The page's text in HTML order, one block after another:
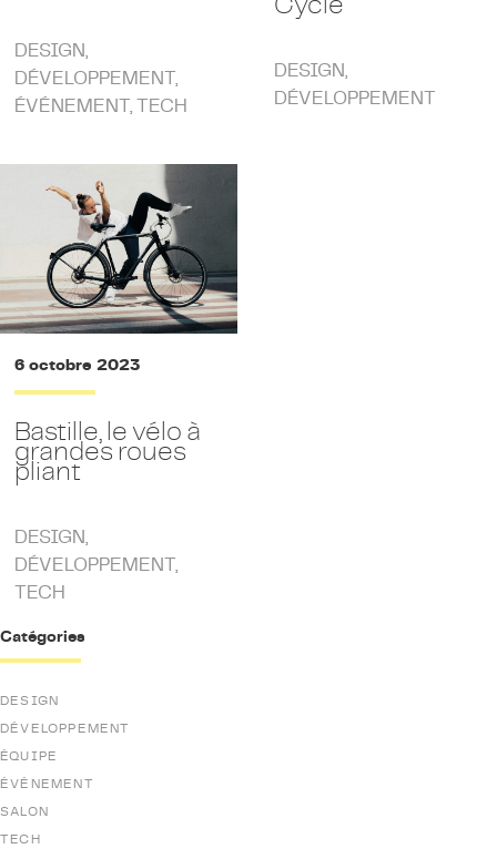
DESIGN,
DÉVELOPPEMENT,
ÉVÉNEMENT,TECH
DESIGN,
DÉVELOPPEMENT
6 octobre 2023
Bastille, le vélo à
grandes roues
pliant
DESIGN,
DÉVELOPPEMENT,
TECH
Catégories
DESIGN
DÉVELOPPEMENT
ÉQUIPE
ÉVÉNEMENT
SALON
TECH